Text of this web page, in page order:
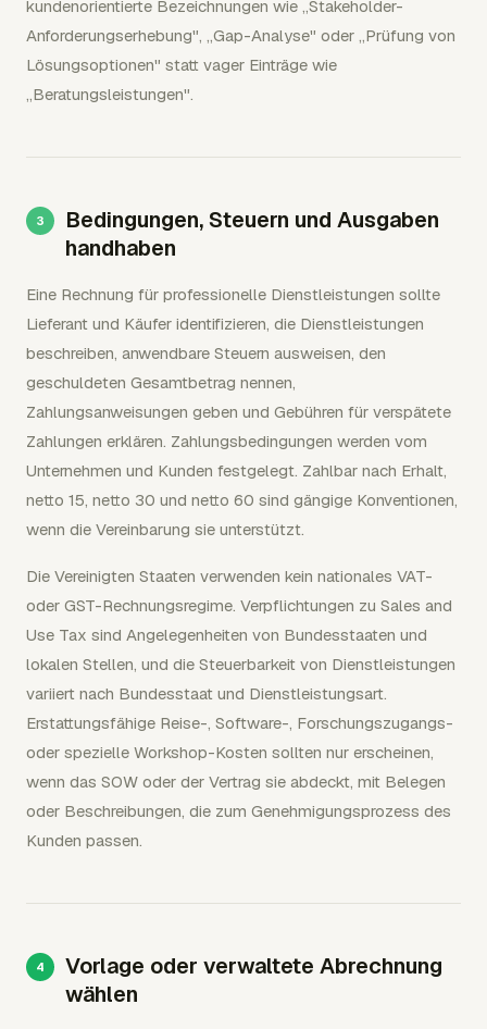
kundenorientierte Bezeichnungen wie „Stakeholder-
Anforderungserhebung", „Gap-Analyse" oder „Prüfung von
Lösungsoptionen" statt vager Einträge wie
„Beratungsleistungen".
Bedingungen, Steuern und Ausgaben
handhaben
Eine Rechnung für professionelle Dienstleistungen sollte
Lieferant und Käufer identifizieren, die Dienstleistungen
beschreiben, anwendbare Steuern ausweisen, den
geschuldeten Gesamtbetrag nennen,
Zahlungsanweisungen geben und Gebühren für verspätete
Zahlungen erklären. Zahlungsbedingungen werden vom
Unternehmen und Kunden festgelegt. Zahlbar nach Erhalt,
netto 15, netto 30 und netto 60 sind gängige Konventionen,
wenn die Vereinbarung sie unterstützt.
Die Vereinigten Staaten verwenden kein nationales VAT-
oder GST-Rechnungsregime. Verpflichtungen zu Sales and
Use Tax sind Angelegenheiten von Bundesstaaten und
lokalen Stellen, und die Steuerbarkeit von Dienstleistungen
variiert nach Bundesstaat und Dienstleistungsart.
Erstattungsfähige Reise-, Software-, Forschungszugangs-
oder spezielle Workshop-Kosten sollten nur erscheinen,
wenn das SOW oder der Vertrag sie abdeckt, mit Belegen
oder Beschreibungen, die zum Genehmigungsprozess des
Kunden passen.
Vorlage oder verwaltete Abrechnung
wählen